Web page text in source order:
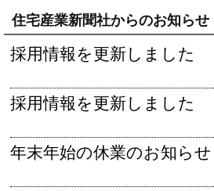
住宅産業新聞社からのお知らせ
採用情報を更新しました
採用情報を更新しました
年末年始の休業のお知らせ